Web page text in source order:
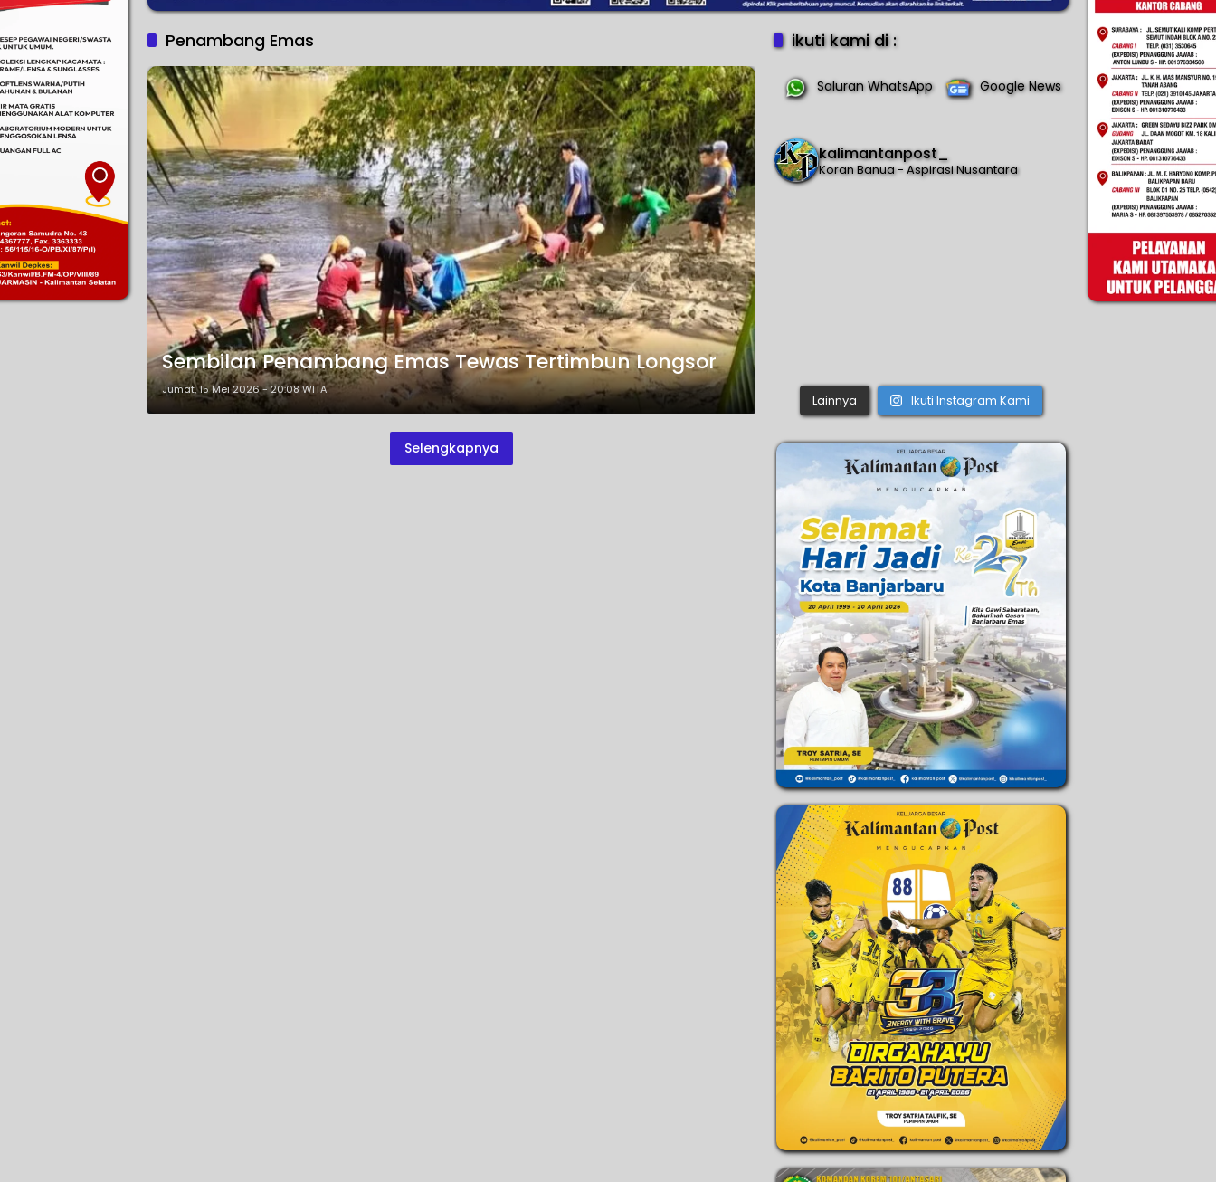
Penambang Emas
Sembilan Penambang Emas Tewas Tertimbun Longsor
Jumat, 15 Mei 2026 - 20:08 WITA
Selengkapnya
ikuti kami di :
Saluran WhatsApp Google News
kalimantanpost_
Koran Banua - Aspirasi Nusantara
Lainnya Ikuti Instagram Kami